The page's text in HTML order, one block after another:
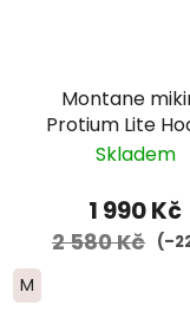
Montane
Protium Lite
zip - pánská -
Skladem
1 990 Kč
2 580 Kč
M